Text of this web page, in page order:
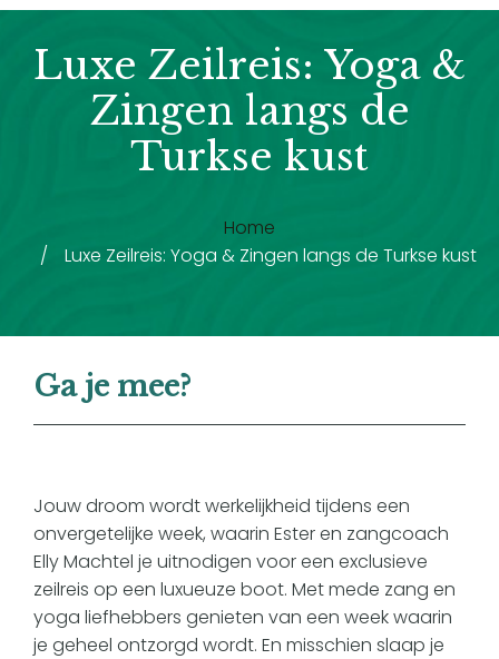
Luxe Zeilreis: Yoga &
Zingen langs de
Turkse kust
Home
/
Luxe Zeilreis: Yoga & Zingen langs de Turkse kust
Ga je mee?
Jouw droom wordt werkelijkheid tijdens een
onvergetelijke week, waarin Ester en zangcoach
Elly Machtel je uitnodigen voor een exclusieve
zeilreis op een luxueuze boot. Met mede zang en
yoga liefhebbers genieten van een week waarin
je geheel ontzorgd wordt. En misschien slaap je